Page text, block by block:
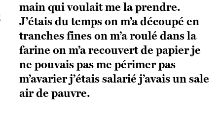
politique et critique de la technologie
main qui voulait me la prendre.
J’étais du temps on m’a découpé en
tranches fines on m’a roulé dans la
farine on m’a recouvert de papier je
ne pouvais pas me périmer pas
m’avarier j’étais salarié j’avais un sale
air de pauvre.